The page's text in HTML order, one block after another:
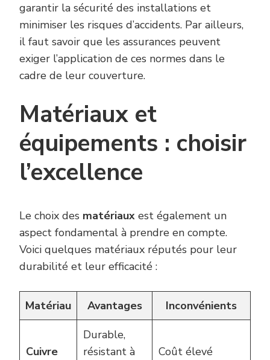
garantir la sécurité des installations et
minimiser les risques d’accidents. Par ailleurs,
il faut savoir que les assurances peuvent
exiger l’application de ces normes dans le
cadre de leur couverture.
Matériaux et
équipements : choisir
l’excellence
Le choix des matériaux est également un
aspect fondamental à prendre en compte.
Voici quelques matériaux réputés pour leur
durabilité et leur efficacité :
Matériau Avantages Inconvénients
Cuivre
Durable,
résistant à
Coût élevé